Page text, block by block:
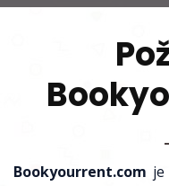
Bookyourrent.com je